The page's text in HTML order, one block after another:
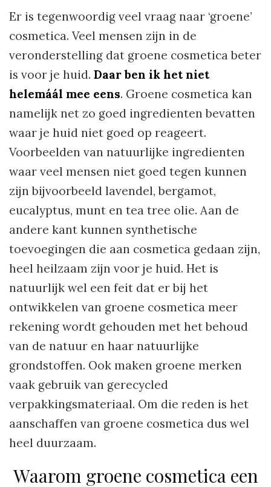
Er is tegenwoordig veel vraag naar ‘groene’
cosmetica. Veel mensen zijn in de
veronderstelling dat groene cosmetica beter
is voor je huid. Daar ben ik het niet
helemáál mee eens. Groene cosmetica kan
namelijk net zo goed ingredienten bevatten
waar je huid niet goed op reageert.
Voorbeelden van natuurlijke ingredienten
waar veel mensen niet goed tegen kunnen
zijn bijvoorbeeld lavendel, bergamot,
eucalyptus, munt en tea tree olie. Aan de
andere kant kunnen synthetische
toevoegingen die aan cosmetica gedaan zijn,
heel heilzaam zijn voor je huid. Het is
natuurlijk wel een feit dat er bij het
ontwikkelen van groene cosmetica meer
rekening wordt gehouden met het behoud
van de natuur en haar natuurlijke
grondstoffen. Ook maken groene merken
vaak gebruik van gerecycled
verpakkingsmateriaal. Om die reden is het
aanschaffen van groene cosmetica dus wel
heel duurzaam.
Waarom groene cosmetica een